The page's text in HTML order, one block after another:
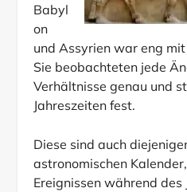
Babyl
on
und Assyrien war eng
Sie beobachteten jede
Verhältnisse genau und
Jahreszeiten fest.
Diese sind auch
astronomischen
Ereignissen während